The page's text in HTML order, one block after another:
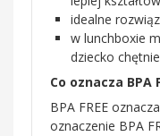
idealne
w lunchboxie
dziecko
Co oznacza BPA
BPA FREE
oznaczenie BPA